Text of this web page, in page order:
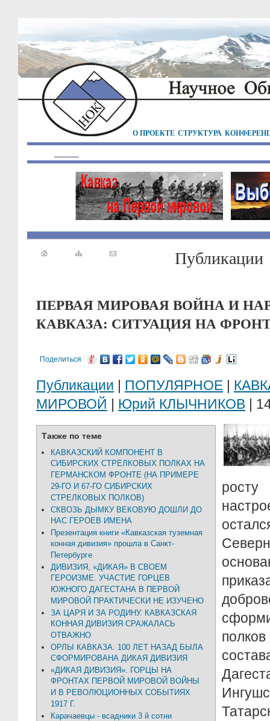
О ПРОЕКТЕ СТРУКТУРА
Публикации
ПЕРВАЯ МИРОВАЯ ВОЙНА И
КАВКАЗА: СИТУАЦИЯ НА
Поделиться
Публикации | ПОПУЛЯРНОЕ |
МИРОВОЙ | Юрий КЛЫЧНИКОВ |
Также по теме
КАВКАЗСКИЙ КОМПОНЕНТ В
СИБИРСКИХ СТРЕЛКОВЫХ ПОЛКАХ НА
ГЕРМАНСКОМ ФРОНТЕ (НА ПРИМЕРЕ
29-ГО И 67-ГО СИБИРСКИХ
СТРЕЛКОВЫХ ПОЛКОВ)
СКВОЗЬ ДЫМКУ ВЕКОВУЮ ДОШЛИ ДО
НАС ГЕРОЕВ ИМЕНА
Презентация книги «Кавказская туземная
конная дивизия» прошла в Санкт-
Петербурге
ДИВИЗИЯ, «ДИКАЯ» В СВОЕМ
ГЕРОИЗМЕ. УЧАСТИЕ ГОРЦЕВ
ЮЖНОГО ДАГЕСТАНА В ПЕРВОЙ
МИРОВОЙ ПРАКТИЧЕСКИ НЕ ИЗУЧЕНО
ЗА ЦАРЯ И ЗА РОДИНУ. КАВКАЗСКАЯ
КОННАЯ ДИВИЗИЯ СРАЖАЛАСЬ
ОТВАЖНО
ОРЛЫ КАВКАЗА. 100 ЛЕТ НАЗАД БЫЛА
СФОРМИРОВАНА ДИКАЯ ДИВИЗИЯ
«ДИКАЯ ДИВИЗИЯ». ГОРЦЫ НА
ФРОНТАХ ПЕРВОЙ МИРОВОЙ ВОЙНЫ
И В РЕВОЛЮЦИОННЫХ СОБЫТИЯХ
1917 Г.
Карачаевцы - всадники 3 й сотни